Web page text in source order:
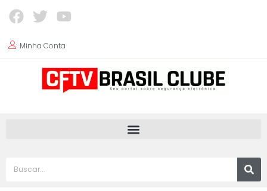
Minha Conta